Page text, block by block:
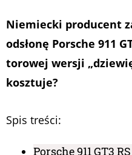
Niemiecki producent
odsłonę Porsche 911
torowej wersji
kosztuje?
Spis treści:
Porsche 911 GT3